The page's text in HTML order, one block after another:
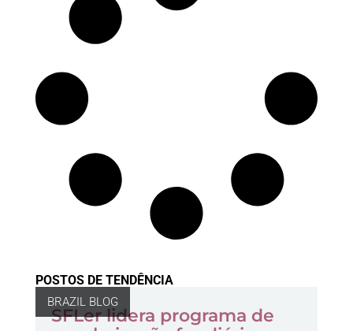
POSTOS DE TENDÊNCIA
BRAZIL BLOG
SFLer lidera programa de